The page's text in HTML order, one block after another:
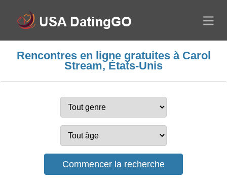
Rencontres en ligne gratuites à Carol
Stream, États-Unis